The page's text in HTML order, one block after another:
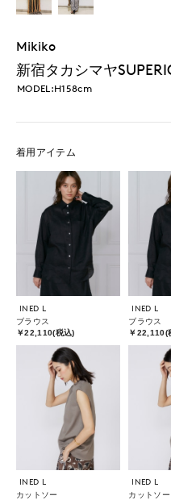
Mikiko
新宿タカシマヤ
MODEL:H158cm
着用アイテム
INED L
ブラウス
￥22,110(税込)
INED L
ブラウス
￥22,110(
INED L
カットソー
INED L
カットソー